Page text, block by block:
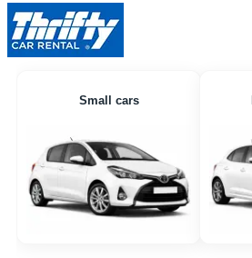
Small cars